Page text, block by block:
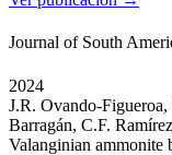
Journal of South
2024
J.R. Ovando-
Barragán, C.F.
Valanginian ammonite